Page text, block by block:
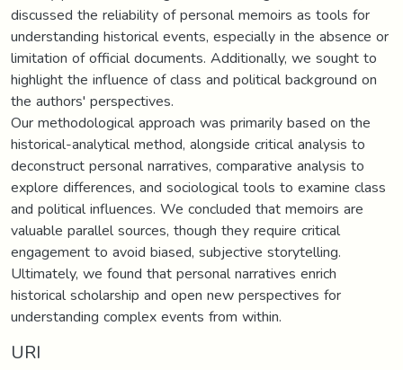
discussed the reliability of personal memoirs as tools for
understanding historical events, especially in the absence or
limitation of official documents. Additionally, we sought to
highlight the influence of class and political background on
the authors' perspectives.
Our methodological approach was primarily based on the
historical-analytical method, alongside critical analysis to
deconstruct personal narratives, comparative analysis to
explore differences, and sociological tools to examine class
and political influences. We concluded that memoirs are
valuable parallel sources, though they require critical
engagement to avoid biased, subjective storytelling.
Ultimately, we found that personal narratives enrich
historical scholarship and open new perspectives for
understanding complex events from within.
URI